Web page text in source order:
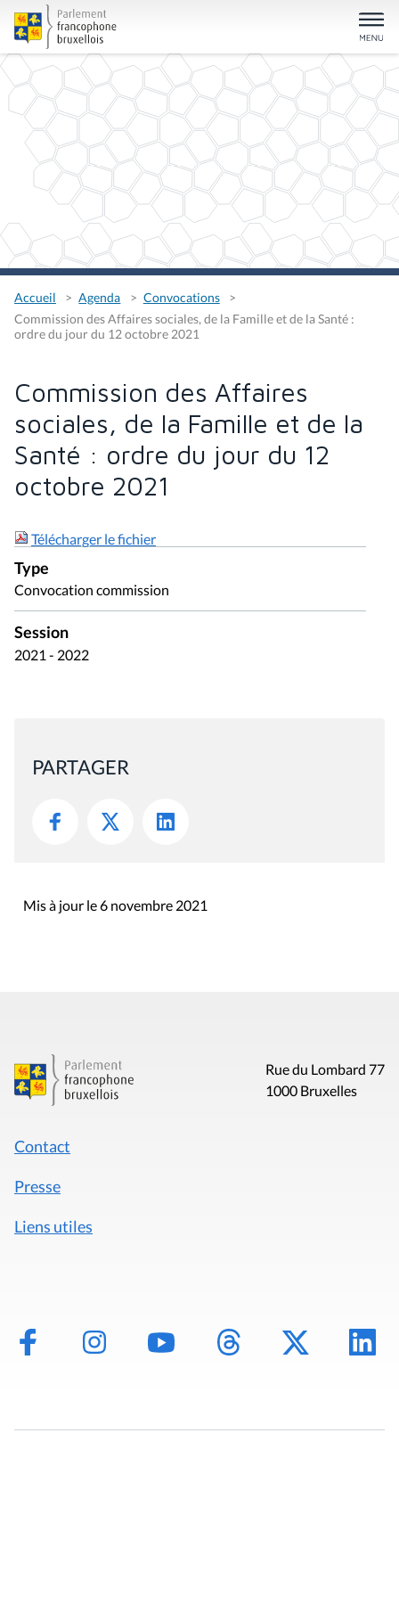
Accueil Agenda
Convocations
Commission des Affaires sociales, de la Famille et de la Santé :
ordre du jour du 12 octobre 2021
Commission des Affaires
sociales, de la Famille et de la
Santé : ordre du jour du 12
octobre 2021
Télécharger le fichier
Type
Convocation commission
Session
2021 - 2022
PARTAGER
Mis à jour le 6 novembre 2021
Rue du Lombard 77
1000 Bruxelles
Contact
Presse
Liens utiles